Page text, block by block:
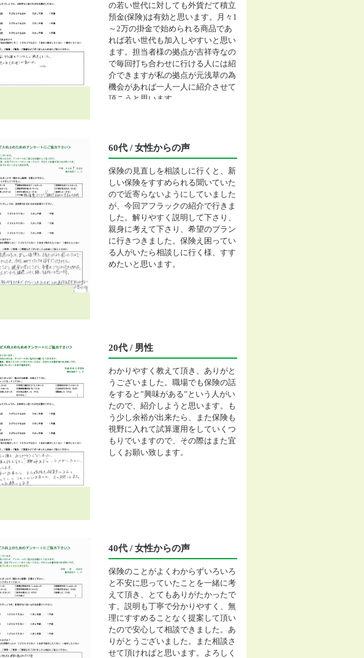
の若い世代に対しても外貨だて積立
預金(保険)は有効と思います。月々1
～2万の掛金で始められる商品であ
れば若い世代も加入しやすいと思い
ます。担当者様の拠点が吉祥寺なの
で毎回打ち合わせに行ける人には紹
介できますが私の拠点が元浅草の為
機会があれば一人一人に紹介させて
頂こうと思います。
60代 / 女性からの声
保険の見直しを相談しに行くと、新
しい保険をすすめられる聞いていた
ので近寄らないようにしていました
が、今回アフラックの紹介で行きま
した。解りやすく説明して下さり、
親身に考えて下さり、希望のプラン
に行きつきました。保険え困ってい
る人がいたら相談しに行く様、すす
めたいと思います。
20代 / 男性
わかりやすく教えて頂き、ありがと
うございました。職場でも保険の話
をすると”興味がある”という人がい
たので、紹介しようと思います。も
う少し余裕が出来たら、また保険も
視野に入れて試算運用をしていくつ
もりでいますので、その際はまた宜
しくお願い致します。
40代 / 女性からの声
保険のことがよくわからずいろいろ
と不安に思っていたことを一緒に考
えて頂き、とてもありがたかったで
す。説明も丁寧で分かりやすく、無
理にすすめることなく提案して頂い
たので安心して相談できました。あ
りがとうございました。また相談さ
せて頂ければと思います。よろしく